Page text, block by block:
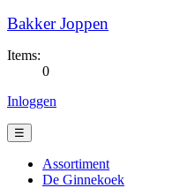
Bakker Joppen
Items:
0
Inloggen
☰
Assortiment
De Ginnekoek